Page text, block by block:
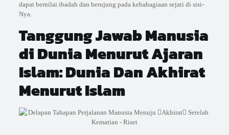
dapat bernilai ibadah dan berujung pada kebahagiaan sejati di sisi-
Nya.
Tanggung Jawab Manusia
di Dunia Menurut Ajaran
Islam: Dunia Dan Akhirat
Menurut Islam